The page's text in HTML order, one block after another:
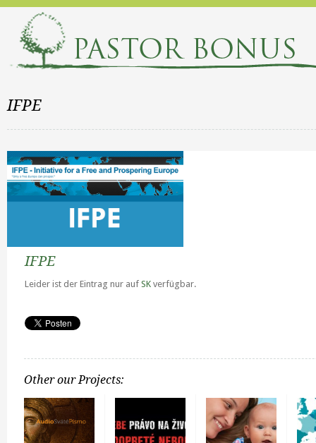
IFPE
IFPE
Leider ist der Eintrag nur auf SK verfügbar.
Other our Projects: